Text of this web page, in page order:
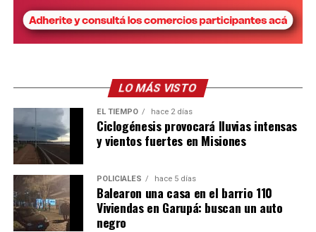
Este jueves, las tres ediles prefirieron no hacer
declaraciones al respecto ante la prensa.
sumarse a alguno de los ya existentes, Encuentro
Misionero quedaría sin representación en el Concejo
capitalino.
LO MÁS VISTO
EL TIEMPO hace 2 días
Ciclogénesis provocará lluvias intensas
y vientos fuertes en Misiones
POLICIALES hace 5 días
Balearon una casa en el barrio 110
Viviendas en Garupá: buscan un auto
negro